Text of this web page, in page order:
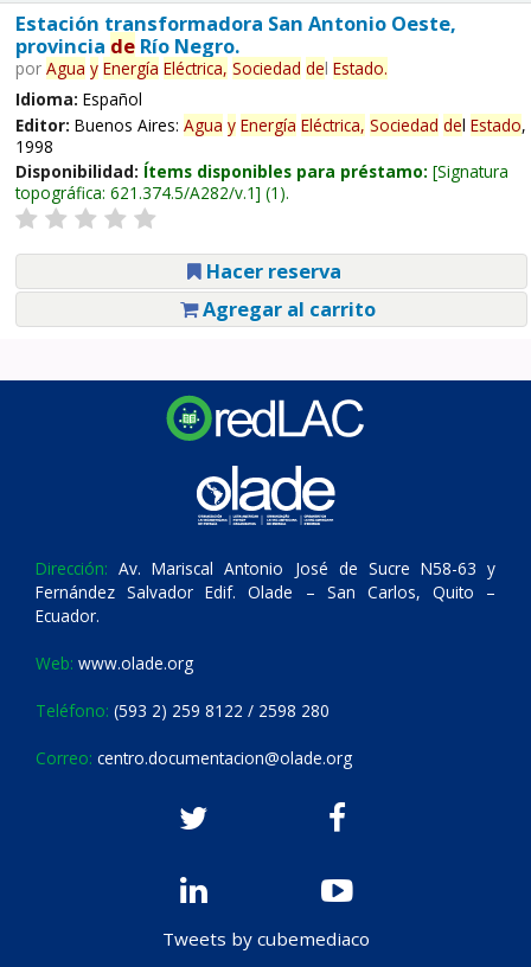
Estación transformadora San Antonio Oeste,
provincia deRío Negro.
por Agua y Energía Eléctrica, Sociedad del Estado.
Idioma: Español
Editor: Buenos Aires: Agua y Energía Eléctrica, Sociedad del Estado,
1998
Disponibilidad: Ítems disponibles para préstamo: Signatura
topográfica: 621.374.5/A282/v.1 (1).
Hacer reserva
Agregar al carrito
Dirección: Av. Mariscal Antonio José de Sucre N58-63 y
Fernández Salvador Edif. Olade – San Carlos, Quito –
Ecuador.
Web: www.olade.org
Teléfono: (593 2) 259 8122 / 2598 280
Correo: centro.documentacion@olade.org
Tweets by cubemediaco